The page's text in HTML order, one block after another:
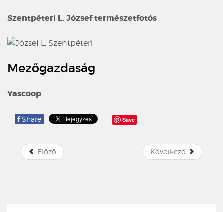
Szentpéteri L. József természetfotós
Mezőgazdaság
Yascoop
f Share Save
Előző Következő